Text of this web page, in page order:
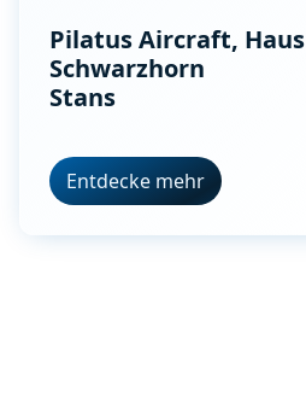
Pilatus Aircraft, Haus
Schwarzhorn
Stans
Entdecke mehr